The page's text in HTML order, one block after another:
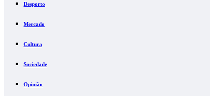
Desporto
Mercado
Cultura
Sociedade
Opinião